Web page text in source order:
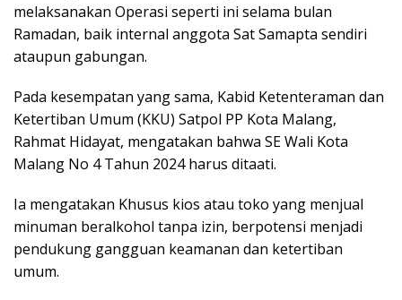
melaksanakan Operasi seperti ini selama bulan
Ramadan, baik internal anggota Sat Samapta sendiri
ataupun gabungan.
Pada kesempatan yang sama, Kabid Ketenteraman dan
Ketertiban Umum (KKU) Satpol PP Kota Malang,
Rahmat Hidayat, mengatakan bahwa SE Wali Kota
Malang No 4 Tahun 2024 harus ditaati.
Ia mengatakan Khusus kios atau toko yang menjual
minuman beralkohol tanpa izin, berpotensi menjadi
pendukung gangguan keamanan dan ketertiban
umum.